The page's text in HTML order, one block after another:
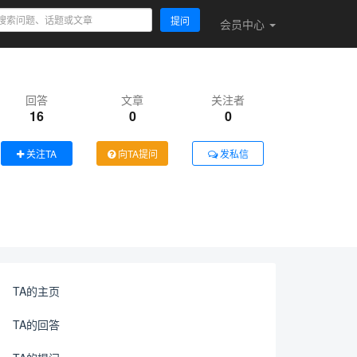
提问 会员中心
回答
16
文章
0
关注者
0
关注TA 向TA提问 发私信
TA的主页
TA的回答